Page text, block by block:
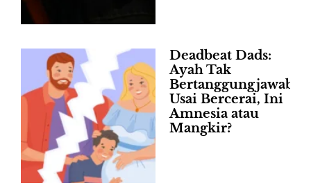
Deadbeat Dads:
Ayah Tak
Bertanggungjawab
Usai Bercerai, Ini
Amnesia atau
Mangkir?